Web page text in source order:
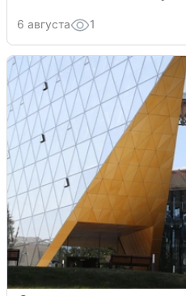
6 августа 1